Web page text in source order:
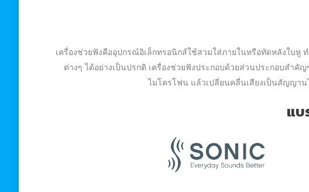
เครื่องช่วยฟังคืออุปกรณ์อิเล็กทรอนิกส์ใช้สวมใส่ภายในหรือทัดหลังใบ
ต่างๆ ได้อย่างเป็นปรกติ เครื่องช่วยฟังประกอบด้วยส่วนประกอบสำคั
ไมโครโฟน แล้วเปลี่ยนคลื่นเสียงเป็นสัญญาน
แบ